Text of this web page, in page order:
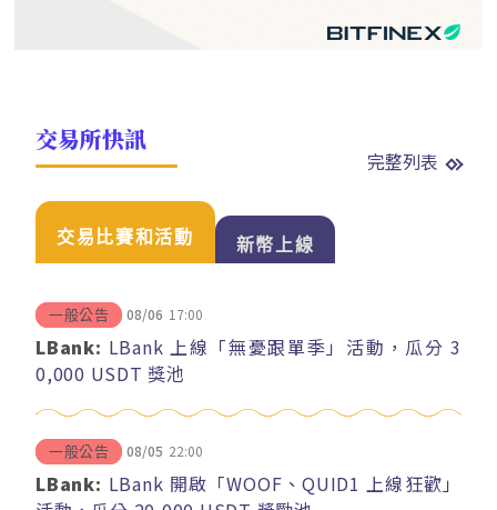
交易所快訊
完整列表
交易比賽和活動 新幣上線
一般公告 08/06 17:00
LBank: LBank 上線「無憂跟單季」活動，瓜分 3
0,000 USDT 獎池
一般公告 08/05 22:00
LBank: LBank 開啟「WOOF、QUID1 上線狂歡」